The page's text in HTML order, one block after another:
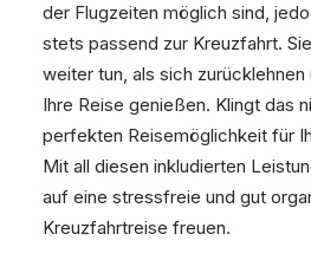
der Flugzeiten möglich sind,
stets passend zur Kreuzfahrt.
weiter tun, als sich
Ihre Reise genießen. Klingt das
perfekten Reisemöglichkeit für
Mit all diesen inkludierten
auf eine stressfreie und gut
Kreuzfahrtreise freuen.